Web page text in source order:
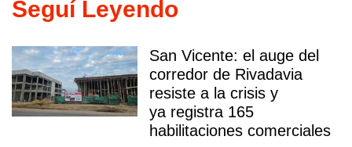
Seguí Leyendo
San Vicente: el auge del
corredor de Rivadavia
resiste a la crisis y
ya registra 165
habilitaciones comerciales